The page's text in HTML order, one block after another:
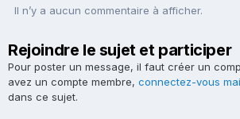
Il n’y a aucun commentaire à afficher.
Rejoindre le sujet et participer
Pour poster un message, il faut créer un
avez un compte membre, connectez-vous
dans ce sujet.